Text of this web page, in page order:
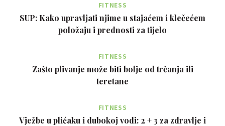
FITNESS
SUP: Kako upravljati njime u stajaćem i klečećem
položaju i prednosti za tijelo
FITNESS
Zašto plivanje može biti bolje od trčanja ili
teretane
FITNESS
Vježbe u plićaku i dubokoj vodi: 2 + 3 za zdravlje i